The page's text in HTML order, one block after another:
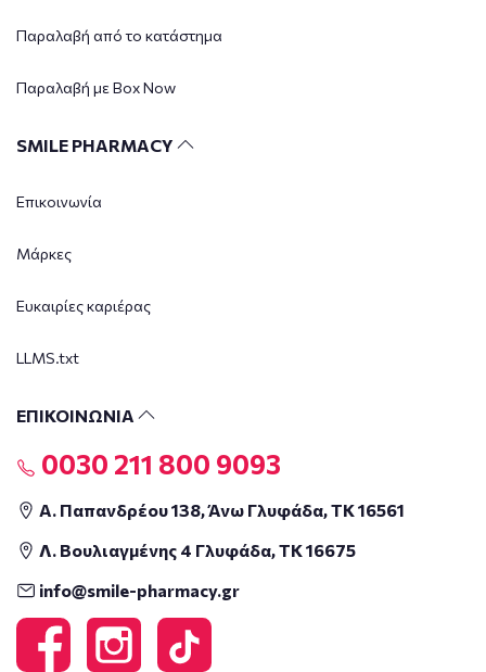
Παραλαβή από το κατάστημα
Παραλαβή με Box Now
SMILE PHARMACY
Επικοινωνία
Μάρκες
Ευκαιρίες καριέρας
LLMS.txt
ΕΠΙΚΟΙΝΩΝΙΑ
0030 211 800 9093
Α. Παπανδρέου 138, Άνω Γλυφάδα, ΤΚ 16561
Λ. Βουλιαγμένης 4 Γλυφάδα, ΤΚ 16675
info@smile-pharmacy.gr